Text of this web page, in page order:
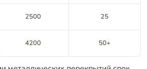
2500 25
4200 50+